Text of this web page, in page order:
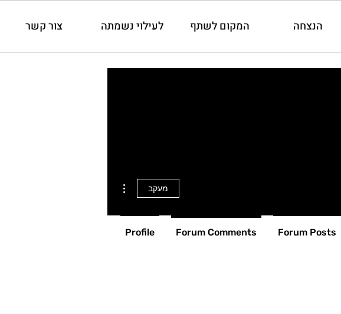
הנצחה המקום לשתף לעילוי נשמתה צור קשר
מעקב
Profile Forum Comments Forum Posts